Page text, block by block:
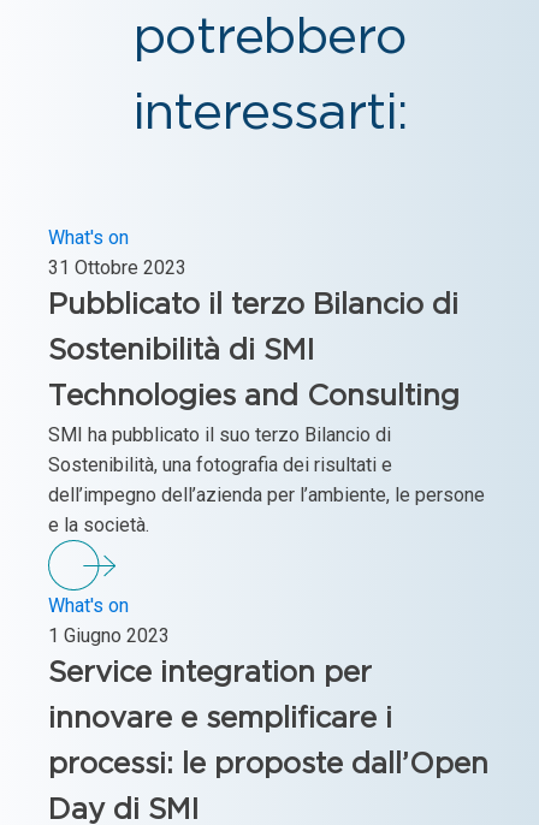
potrebbero
interessarti:
What's on
31 Ottobre 2023
Pubblicato il terzo Bilancio di
Sostenibilità di SMI
Technologies and Consulting
SMI ha pubblicato il suo terzo Bilancio di
Sostenibilità, una fotografia dei risultati e
dell’impegno dell’azienda per l’ambiente, le persone
e la società.
What's on
1 Giugno 2023
Service integration per
innovare e semplificare i
processi: le proposte dall’Open
Day di SMI